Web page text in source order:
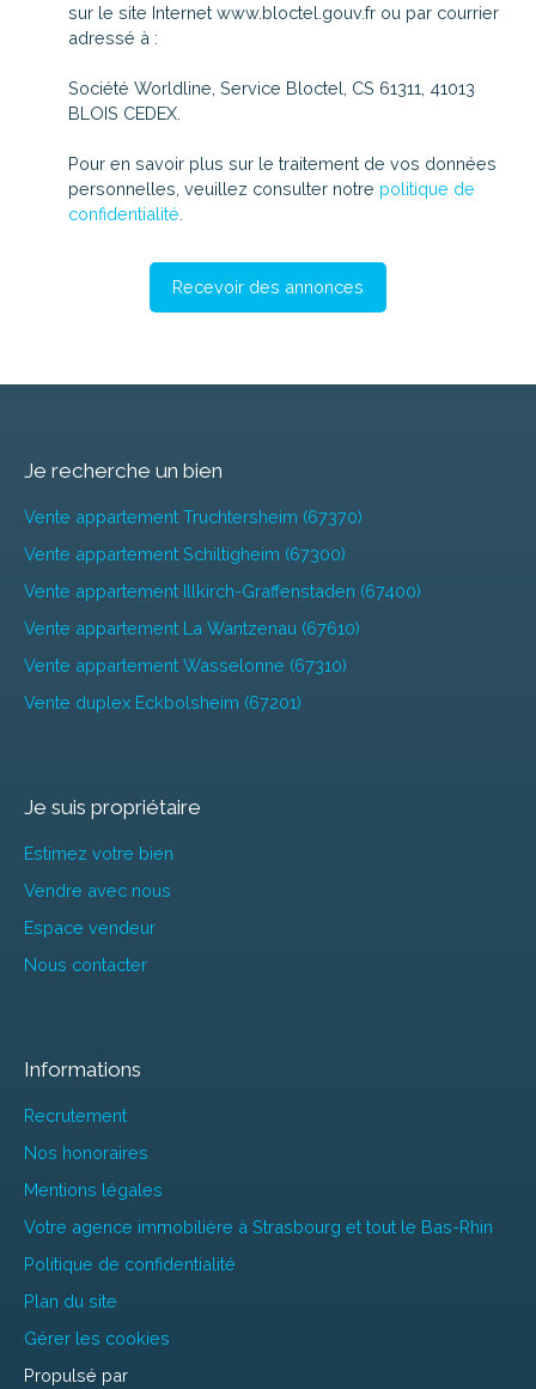
sur le site Internet www.bloctel.gouv.fr ou par courrier
adressé à :
Société Worldline, Service Bloctel, CS 61311, 41013
BLOIS CEDEX.
Pour en savoir plus sur le traitement de vos données
personnelles, veuillez consulter notre politique de
confidentialité
Recevoir des annonces
Je recherche un bien
Vente appartement Truchtersheim (67370)
Vente appartement Schiltigheim (67300)
Vente appartement Illkirch-Graffenstaden (67400)
Vente appartement La Wantzenau (67610)
Vente appartement Wasselonne (67310)
Vente duplex Eckbolsheim (67201)
Je suis propriétaire
Estimez votre bien
Vendre avec nous
Espace vendeur
Nous contacter
Informations
Recrutement
Nos honoraires
Mentions légales
Votre agence immobilière à Strasbourg et tout le Bas-Rhin
Politique de confidentialité
Plan du site
Gérer les cookies
Propulsé par